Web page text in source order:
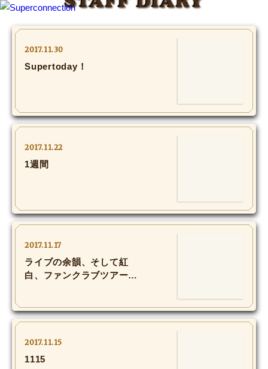
2017.11.30
Supertoday！
2017.11.22
1週間
2017.11.17
ライブの余韻、そして紅
白、ファンクラブツアー
2017.11.15
1115
INFO
SHIHO’s DIARY
STAFF DIARY
SHIHO’s VOICE
SPECIAL
#Throwback
MOVIE
Monostagram
DOWNLOAD